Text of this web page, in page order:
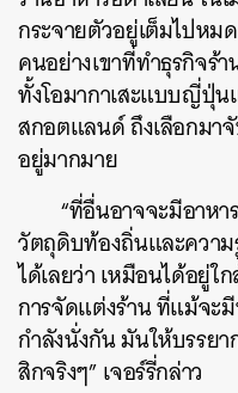
กระจายตัวอยู่เต็มไปหม
คนอย่างเขาที่ทำธุรกิจร้
ทั้งโอมากาเสะแบบญี่ปุ่
สกอตแลนด์ ถึงเลือกมา
อยู่มากมาย
“ที่อื่นอาจจะมีอาห
วัตถุดิบท้องถิ่นและความ
ได้เลยว่า เหมือนได้อยู่ใ
การจัดแต่งร้าน ที่แม้จะ
กำลังนั่งกัน มันให้บรรย
สิกจริงๆ” เจอร์รี่กล่าว